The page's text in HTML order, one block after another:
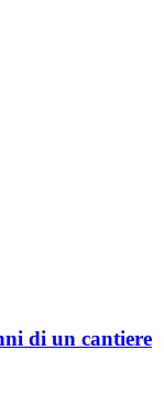
di un cantiere